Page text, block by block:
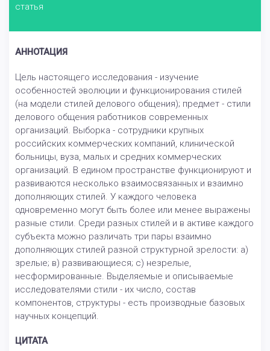
статья
АННОТАЦИЯ
Цель настоящего исследования - изучение
особенностей эволюции и функционирования стилей
(на модели стилей делового общения); предмет - стили
делового общения работников современных
организаций. Выборка - сотрудники крупных
российских коммерческих компаний, клинической
больницы, вуза, малых и средних коммерческих
организаций. В едином пространстве функционируют и
развиваются несколько взаимосвязанных и взаимно
дополняющих стилей. У каждого человека
одновременно могут быть более или менее выражены
разные стили. Среди разных стилей и в активе каждого
субъекта можно различать три пары взаимно
дополняющих стилей разной структурной зрелости: а)
зрелые; в) развивающиеся; с) незрелые,
несформированные. Выделяемые и описываемые
исследователями стили - их число, состав
компонентов, структуры - есть производные базовых
научных концепций.
ЦИТАТА